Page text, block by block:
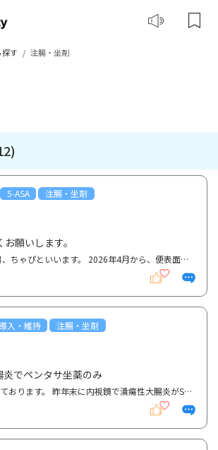
す 注腸・坐剤
5-ASA
注腸・坐剤
願いします。
初めまして。34歳男、ちゃぴといいます。 2026年4月から、便表面に血がつき、お尻を拭いたトイレットペ...
入・維持
注腸・坐剤
でペンタサ坐薬のみ
いつもお世話になっております。 昨年末に内視鏡で潰瘍性大腸炎がS字結腸まで炎症があるといわれていた...